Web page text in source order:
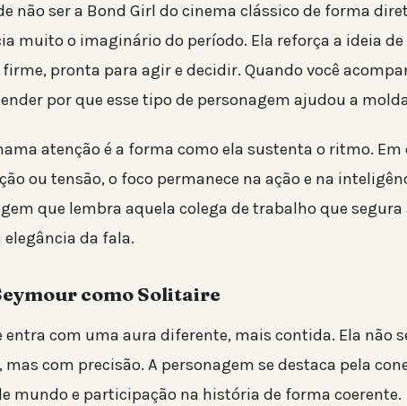
não ser a Bond Girl do cinema clássico de forma
muito o imaginário do período. Ela reforça a ideia
pronta para agir e decidir. Quando você
por que esse tipo de personagem ajudou a
atenção é a forma como ela sustenta o ritmo. Em
ou tensão, o foco permanece na ação e na
que lembra aquela colega de trabalho que segura
elegância da fala.
como Solitaire
entra com uma aura diferente, mais contida. Ela não
mas com precisão. A personagem se destaca pela
mundo e participação na história de forma coerente.